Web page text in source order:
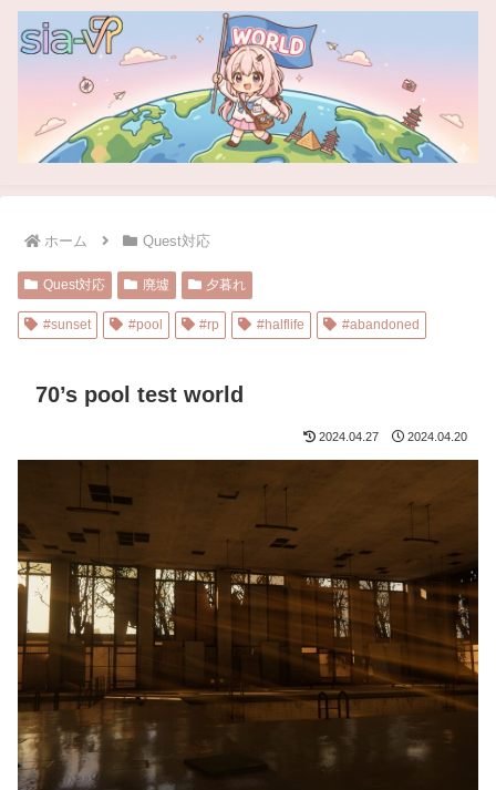
ホーム Quest対応
Quest対応 廃墟 夕暮れ
#sunset #pool #rp #halflife #abandoned
70’s pool test world
2024.04.27 2024.04.20